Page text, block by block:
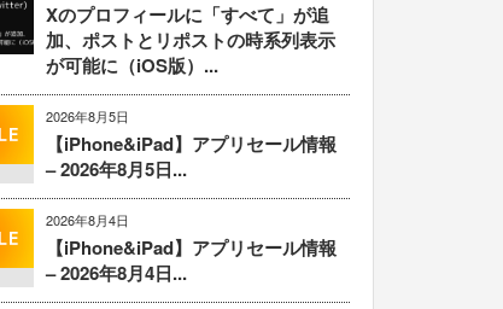
Xのプロフィールに「すべて」が追
加、ポストとリポストの時系列表示
が可能に（iOS版）...
2026年8月5日
【iPhone&iPad】アプリセール情報
– 2026年8月5日...
2026年8月4日
【iPhone&iPad】アプリセール情報
– 2026年8月4日...